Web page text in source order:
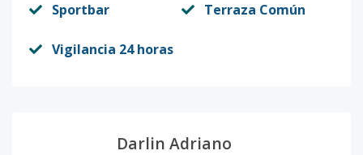
Sportbar Terraza Común
Vigilancia 24 horas
Darlin Adriano